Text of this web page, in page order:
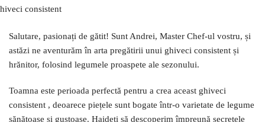
Salutare, pasionați de gătit! Sunt Andrei, Master Chef-ul vostru, și
astăzi ne aventurăm în arta pregătirii unui ghiveci consistent și
hrănitor, folosind legumele proaspete ale sezonului.
Toamna este perioada perfectă pentru a crea aceast ghiveci
consistent , deoarece piețele sunt bogate într-o varietate de legume
sănătoase și gustoase. Haideți să descoperim împreună secretele